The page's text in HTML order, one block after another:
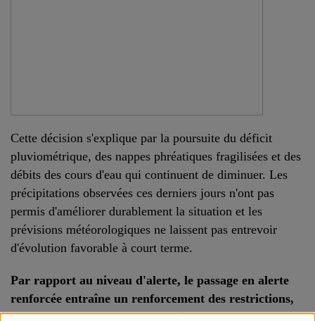
Cette décision s'explique par la poursuite du déficit
pluviométrique, des nappes phréatiques fragilisées et des
débits des cours d'eau qui continuent de diminuer. Les
précipitations observées ces derniers jours n'ont pas
permis d'améliorer durablement la situation et les
prévisions météorologiques ne laissent pas entrevoir
d'évolution favorable à court terme.
Par rapport au niveau d'alerte, le passage en alerte
renforcée entraîne un renforcement des restrictions,
avec notamment les mesures suivantes :